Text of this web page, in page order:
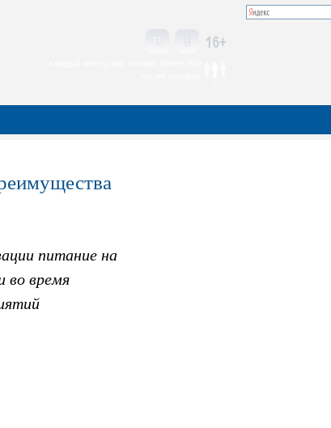
питание на
во время